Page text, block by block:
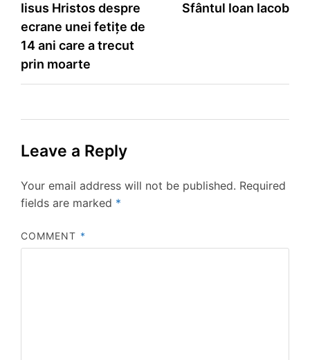
navigation
Iisus Hristos despre
ecrane unei fetițe de
14 ani care a trecut
prin moarte
Sfântul Ioan Iacob
Leave a Reply
Your email address will not be published. Required
fields are marked *
COMMENT *